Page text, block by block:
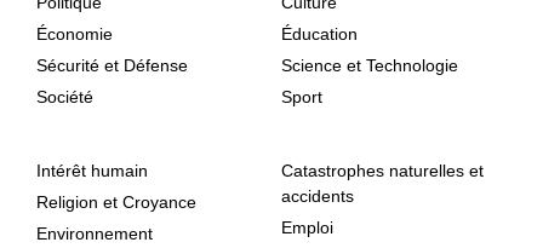
Économie
Sécurité et Défense
Société
Éducation
Science et Technologie
Sport
Intérêt humain
Religion et Croyance
Environnement
Catastrophes naturelles et
accidents
Emploi